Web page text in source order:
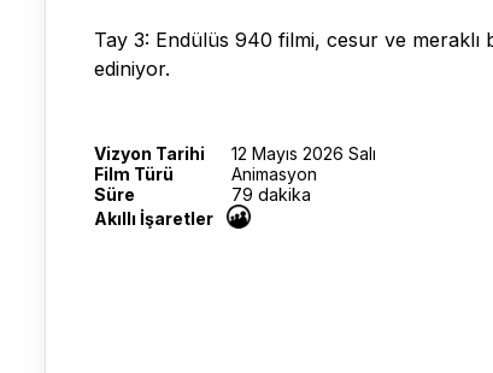
Tay 3: Endülüs 940 filmi, cesur ve meraklı
ediniyor.
Vizyon Tarihi
12 Mayıs 2026 Salı
Film Türü
Animasyon
Süre
79 dakika
Akıllı İşaretler